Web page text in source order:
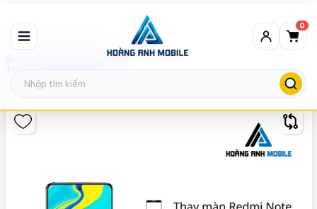
0
Thay màn hình Xiaomi
Thay màn hình Redmi Note 9